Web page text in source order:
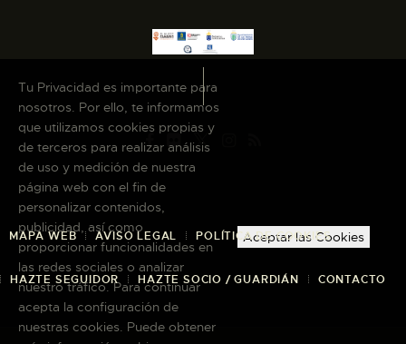
MAPA WEB AVISO LEGAL POLÍTICA DE COOKIES
HAZTE SEGUIDOR HAZTE SOCIO / GUARDIÁN CONTACTO
Tu Privacidad es importante para
nosotros. Por ello, te informamos
que utilizamos cookies propias y
de terceros para realizar análisis
de uso y medición de nuestra
página web con el fin de
personalizar contenidos,
publicidad, así como
proporcionar funcionalidades en
las redes sociales o analizar
nuestro tráfico. Para continuar
acepta la configuración de
nuestras cookies. Puede obtener
Aceptar las Cookies